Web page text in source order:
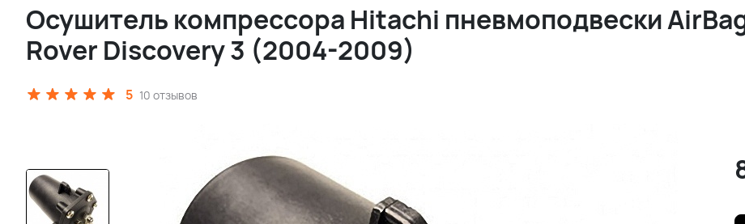
Осушитель компрессора Hitachi пневмоподвески
Rover Discovery 3 (2004-2009)
5 10 отзывов